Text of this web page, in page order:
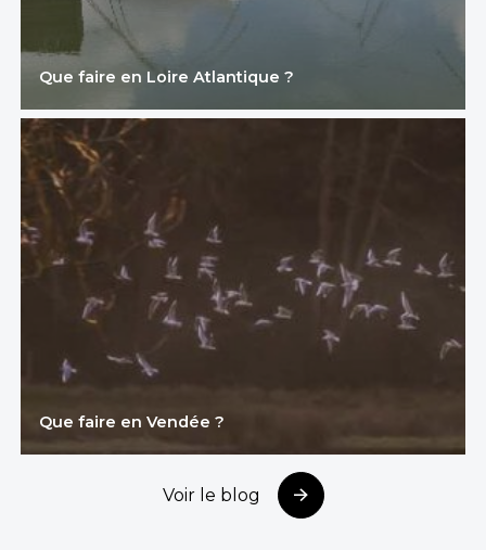
Que faire en Loire Atlantique ?
Que faire en Vendée ?
Voir le blog